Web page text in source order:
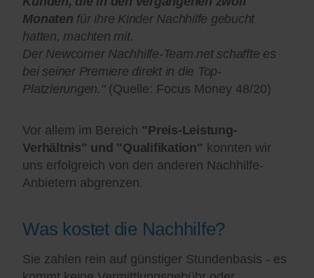
Monaten für ihre Kinder Nachhilfe gebucht
hatten, machten mit.
Der Newcomer Nachhilfe-Team.net schaffte es
bei seiner Premiere direkt in die Top-
Platzierungen."(Quelle: Focus Money 48/20)
Vor allem im Bereich "Preis-Leistung-
Verhältnis" und "Qualifikation" konnten wir
uns erfolgreich von den anderen Nachhilfe-
Anbietern abgrenzen.
Was kostet die Nachhilfe?
Sie zahlen rein auf günstiger Stundenbasis - es